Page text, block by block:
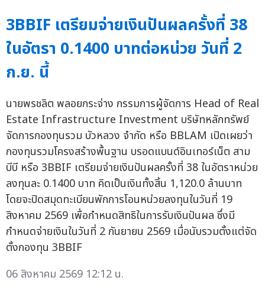
3BBIF เตรียมจ่ายเงินปันผลครั้งที่ 38
ในอัตรา 0.1400 บาทต่อหน่วย วันที่ 2
ก.ย. นี้
นายพรชลิต พลอยกระจ่าง กรรมการผู้จัดการ Head of Real
Estate Infrastructure Investment บริษัทหลักทรัพย์
จัดการกองทุนรวม บัวหลวง จำกัด หรือ BBLAM เปิดเผยว่า
กองทุนรวมโครงสร้างพื้นฐาน บรอดแบนด์อินเทอร์เน็ต สาม
บีบี หรือ 3BBIF เตรียมจ่ายเงินปันผลครั้งที่ 38 ในอัตราหน่วย
ลงทุนละ 0.1400 บาท คิดเป็นเงินทั้งสิ้น 1,120.0 ล้านบาท
โดยจะปิดสมุดทะเบียนพักการโอนหน่วยลงทุนในวันที่ 19
สิงหาคม 2569 เพื่อกำหนดสิทธิในการรับเงินปันผล ซึ่งมี
กำหนดจ่ายเงินในวันที่ 2 กันยายน 2569 เมื่อนับรวมตั้งแต่จัด
ตั้งกองทุน 3BBIF
06 สิงหาคม 2569 12:12 น.